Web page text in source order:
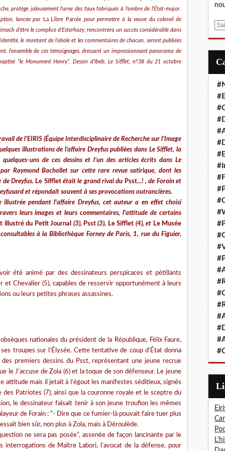
protège jalousement l’urne des faux fabriqués à l’ombre de l’État-major.
lancée par La Libre Parole pour permettre à la veuve du colonel de
d’être le complice d’Esterhazy, rencontrera un succès considérable dans
le montant de l’obole et les commentaires de chacun, seront publiées
l’ensemble de ces témoignages, dressant un impressionnant panorama de
“le Monument Henry”. Dessin d’Ibels. Le Sifflet, n°38 du 21 octobre
de l’EIRIS (Équipe Interdisciplinaire de Recherche sur l’Image
illustrations de l’affaire Dreyfus publiées dans Le Sifflet, la
uns de ces dessins et l’un des articles écrits dans Le
Raymond Bachollet sur cette rare revue satirique, dont les
de Dreyfus. Le Sifflet était le grand rival du Psst...! , de Forain et
et répondait souvent à ses provocations outrancières.
pendant l'affaire Dreyfus, cet auteur a en effet choisi
leurs images et leurs commentaires, l'attitude de certains
illustré du Petit Journal (3), Psst (3), Le Sifflet (4), et Le Musée
à la Bibliothèque Forney de Paris, 1, rue du Figuier,
été animé par des dessinateurs perspicaces et pétillants
et Chevalier (5), capables de resservir opportunément à leurs
ou leurs petites phrases assassines.
nationales du président de la République, Félix Faure,
troupes sur l’Élysée. Cette tentative de coup d’État donna
des premiers dessins du Psst, représentant une jeune recrue
le J’accuse de Zola (6) et la toque de son défenseur. Le jeune
attitude mais il jetait à l’égout les manifestes séditieux, signés
des Patriotes (7), ainsi que la couronne royale et le sceptre du
le dessinateur faisait tenir à son jeune troufion les mêmes
de Forain : “- Dire que ce fumier-là pouvait faire tuer plus
bien sûr, non plus à Zola, mais à Déroulède.
ne sera pas posée”, assenée de façon lancinante par le
interrogations de Maître Labori, l’avocat de la défense, pour
E